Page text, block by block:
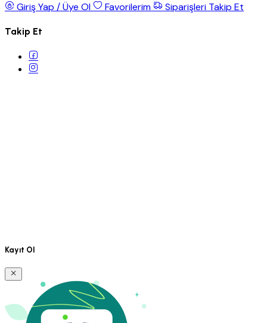
Giriş Yap / Üye Ol Favorilerim Siparişleri Takip Et
Takip Et
Kayıt Ol